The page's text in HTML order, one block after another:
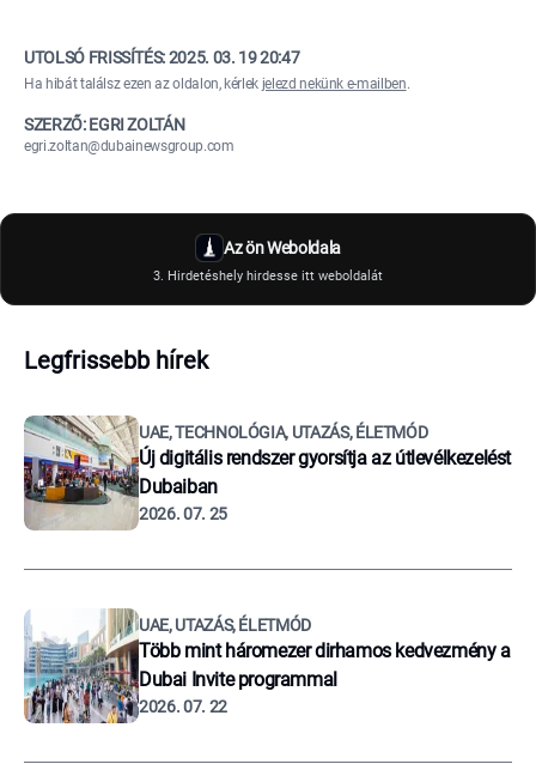
UTOLSÓ FRISSÍTÉS:2025. 03. 19 20:47
Ha hibát találsz ezen az oldalon, kérlek jelezd nekünk e-mailben.
SZERZŐ: EGRI ZOLTÁN
egri.zoltan@dubainewsgroup.com
Az ön Weboldala
3. Hirdetéshely hirdesse itt weboldalát
Legfrissebb hírek
UAE, TECHNOLÓGIA, UTAZÁS, ÉLETMÓD
Új digitális rendszer gyorsítja az útlevélkezelést
Dubaiban
2026. 07. 25
UAE, UTAZÁS, ÉLETMÓD
Több mint háromezer dirhamos kedvezmény a
Dubai Invite programmal
2026. 07. 22